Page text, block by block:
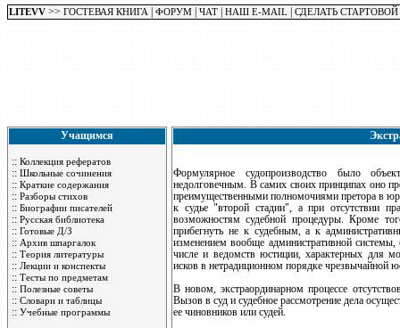
LITEVV >> ГОСТЕВАЯ КНИГА ФОРУМ ЧАТ НАШ E-MAIL СДЕЛАТЬ СТАРТОВОЙ
Учащимся
:: Коллекция рефератов
:: Школьные сочинения
:: Краткие содержания
:: Разборы стихов
:: Биографии писателей
:: Русская библиотека
:: Готовые Д/З
:: Архив шпаргалок
:: Теория литературы
:: Лекции и конспекты
:: Тесты по предметам
:: Полезные советы
:: Словари и таблицы
:: Учебные программы
Формулярное судопроизводство было
недолговечным. В самих своих принципах оно
преимущественными полномочиями претора в
к судье "второй стадии", а при отсутствии
возможностям судебной процедуры. Кроме
прибегнуть не к судебным, а к
изменением вообще административной
числе и ведомств юстиции, характерных для
исков в нетрадиционном порядке чрезвычайной
В новом, экстраординарном процессе
Вызов в суд и судебное рассмотрение дела
ее чиновников или судей.